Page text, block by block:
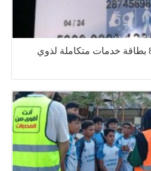
تضامن الشرقية تسلم 861 بطاقة خدمات متكاملة لذوي